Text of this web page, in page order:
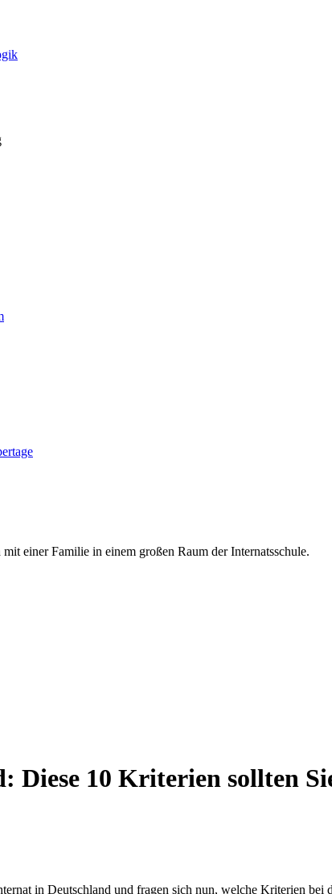
Diese 10 Kriterien sollten
in Deutschland und fragen sich nun, welche Kriterien